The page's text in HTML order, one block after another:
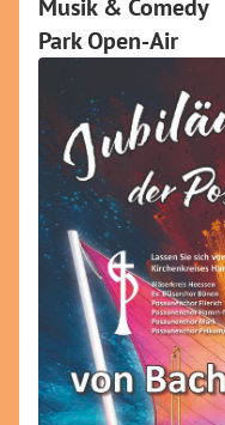
Musik & Comedy
Park Open-Air